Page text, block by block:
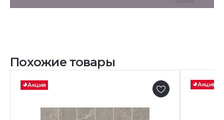
Похожие товары
Акция Акция